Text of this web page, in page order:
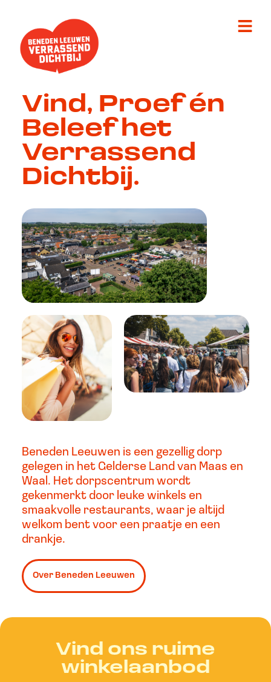
Vind, Proef én
Beleef het
Verrassend
Dichtbij.
Beneden Leeuwen is een gezellig dorp
gelegen in het Gelderse Land van Maas en
Waal. Het dorpscentrum wordt
gekenmerkt door leuke winkels en
smaakvolle restaurants, waar je altijd
welkom bent voor een praatje en een
drankje.
Over Beneden Leeuwen
Vind ons ruime
winkelaanbod